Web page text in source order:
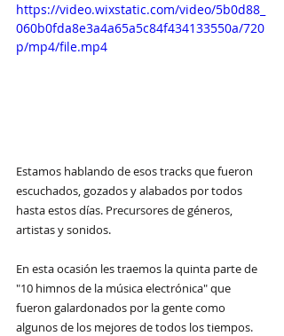
https://video.wixstatic.com/video/5b0d88_
060b0fda8e3a4a65a5c84f434133550a/720
p/mp4/file.mp4
Estamos hablando de esos tracks que fueron
escuchados, gozados y alabados por todos
hasta estos días. Precursores de géneros,
artistas y sonidos.
En esta ocasión les traemos la quinta parte de
"10 himnos de la música electrónica" que
fueron galardonados por la gente como
algunos de los mejores de todos los tiempos.